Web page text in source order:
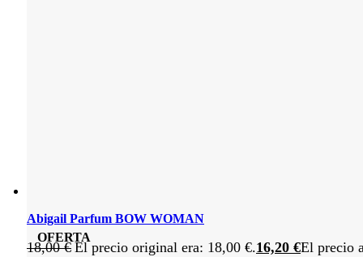
OFERTA
Abigail Parfum BOW WOMAN
18,00€ El precio original era: 18,00 €.16,20 €El precio